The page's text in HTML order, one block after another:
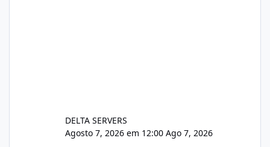
DELTA SERVERS
Agosto 7, 2026 em 12:00 Ago 7, 2026